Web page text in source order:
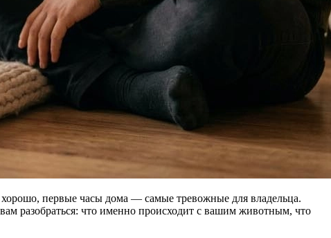
первые часы дома — самые тревожные для владельца.
разобраться: что именно происходит с вашим животным, что